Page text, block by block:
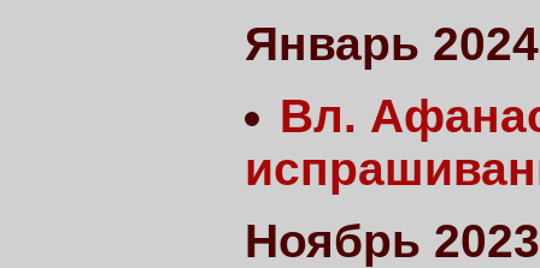
Январь 2024
Вл.
Ноябрь 2023